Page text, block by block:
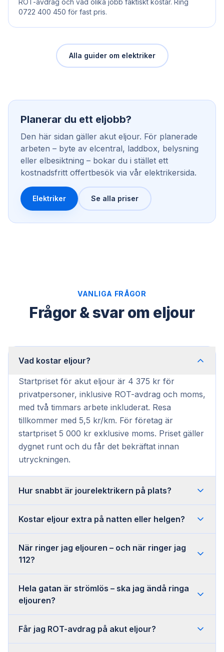
ROT-avdrag och vad olika jobb faktiskt kostar. Ring
0722 400 450 för fast pris.
Alla guider om elektriker
Planerar du ett eljobb?
Den här sidan gäller akut eljour. För planerade
arbeten – byte av elcentral, laddbox, belysning
eller elbesiktning – bokar du i stället ett
kostnadsfritt offertbesök via vår elektrikersida.
Elektriker Se alla priser
VANLIGA FRÅGOR
Frågor & svar om eljour
Vad kostar eljour?
Startpriset för akut eljour är 4 375 kr för
privatpersoner, inklusive ROT-avdrag och moms,
med två timmars arbete inkluderat. Resa
tillkommer med 5,5 kr/km. För företag är
startpriset 5 000 kr exklusive moms. Priset gäller
dygnet runt och du får det bekräftat innan
utryckningen.
Hur snabbt är jourelektrikern på plats?
Kostar eljour extra på natten eller helgen?
När ringer jag eljouren – och när ringer jag
112?
Hela gatan är strömlös – ska jag ändå ringa
eljouren?
Får jag ROT-avdrag på akut eljour?